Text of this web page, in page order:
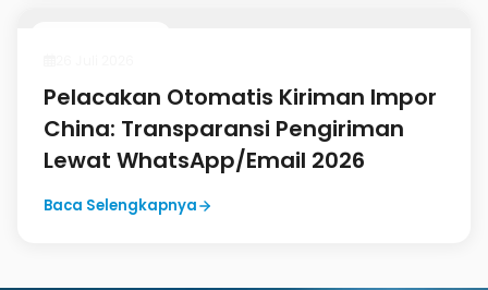
Baca Selengkapnya